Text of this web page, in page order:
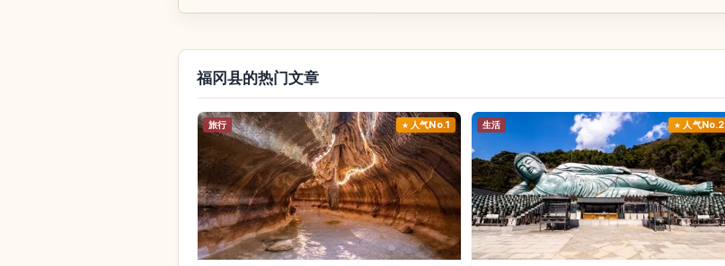
福冈县的热门文章
旅行 人气No.1 生活 人气No.2